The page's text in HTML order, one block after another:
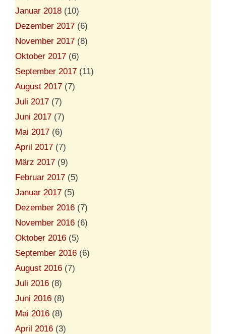
Januar 2018 (10)
Dezember 2017 (6)
November 2017 (8)
Oktober 2017 (6)
September 2017 (11)
August 2017 (7)
Juli 2017 (7)
Juni 2017 (7)
Mai 2017 (6)
April 2017 (7)
März 2017 (9)
Februar 2017 (5)
Januar 2017 (5)
Dezember 2016 (7)
November 2016 (6)
Oktober 2016 (5)
September 2016 (6)
August 2016 (7)
Juli 2016 (8)
Juni 2016 (8)
Mai 2016 (8)
April 2016 (3)